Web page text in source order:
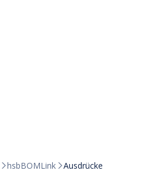
hsbBOMLink Ausdrücke